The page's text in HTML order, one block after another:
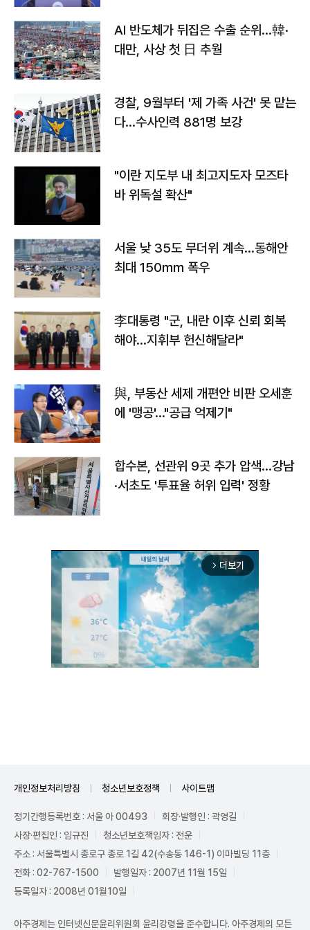
AI 반도체가 뒤집은 수출 순위…韓·
대만, 사상 첫 日 추월
경찰, 9월부터 '제 가족 사건' 못 맡는
다…수사인력 881명 보강
"이란 지도부 내 최고지도자 모즈타
바 위독설 확산"
서울 낮 35도 무더위 계속…동해안
최대 150㎜ 폭우
李대통령 "군, 내란 이후 신뢰 회복
해야…지휘부 헌신해달라"
與, 부동산 세제 개편안 비판 오세훈
에 '맹공'…"공급 억제기"
합수본, 선관위 9곳 추가 압색…강남
·서초도 '투표율 허위 입력' 정황
arrow_forward_ios 더보기
개인정보처리방침 청소년보호정책 사이트맵
정기간행등록번호 : 서울 아 00493
회장·발행인 : 곽영길
사장·편집인 : 임규진
청소년보호책임자 : 전운
주소 : 서울특별시 종로구 종로 1길 42(수송동 146-1) 이마빌딩 11층
전화 : 02-767-1500
발행일자 : 2007년 11월 15일
등록일자 : 2008년 01월10일
아주경제는 인터넷신문윤리위원회 윤리강령을 준수합니다. 아주경제의 모든